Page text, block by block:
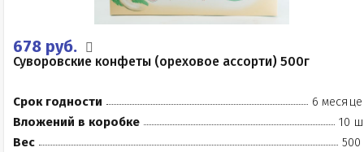
678 руб.
Суворовские конфеты (ореховое ассорти) 500г
Срок годности
6
Вложений в коробке
10
Вес
500